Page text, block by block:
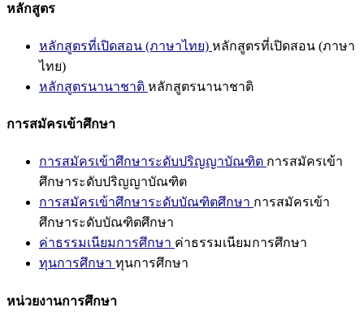
หลักสูตร
หลักสูตรที่เปิดสอน (ภาษาไทย) หลักสูตรที่เปิดสอน (ภาษา
ไทย)
หลักสูตรนานาชาติ หลักสูตรนานาชาติ
การสมัครเข้าศึกษา
การสมัครเข้าศึกษาระดับปริญญาบัณฑิต การสมัครเข้า
ศึกษาระดับปริญญาบัณฑิต
การสมัครเข้าศึกษาระดับบัณฑิตศึกษา การสมัครเข้า
ศึกษาระดับบัณฑิตศึกษา
ค่าธรรมเนียมการศึกษา ค่าธรรมเนียมการศึกษา
ทุนการศึกษา ทุนการศึกษา
หน่วยงานการศึกษา